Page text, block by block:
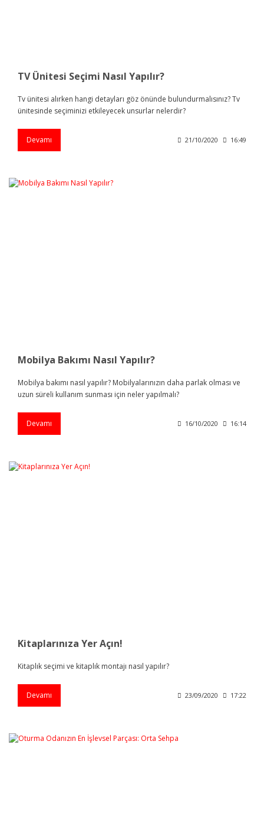
TV Ünitesi Seçimi Nasıl Yapılır?
Tv ünitesi alırken hangi detayları göz önünde bulundurmalısınız? Tv
ünitesinde seçiminizi etkileyecek unsurlar nelerdir?
Devamı 21/10/2020 16:49
Mobilya Bakımı Nasıl Yapılır?
Mobilya bakımı nasıl yapılır? Mobilyalarınızın daha parlak olması ve
uzun süreli kullanım sunması için neler yapılmalı?
Devamı 16/10/2020 16:14
Kitaplarınıza Yer Açın!
Kitaplık seçimi ve kitaplık montajı nasıl yapılır?
Devamı 23/09/2020 17:22